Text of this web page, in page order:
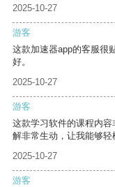
2025-10-27
游客
这款加速器app的客服很
好。
2025-10-27
游客
这款学习软件的课程内
解非常生动，让我能够轻
2025-10-27
游客